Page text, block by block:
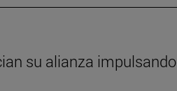
su alianza